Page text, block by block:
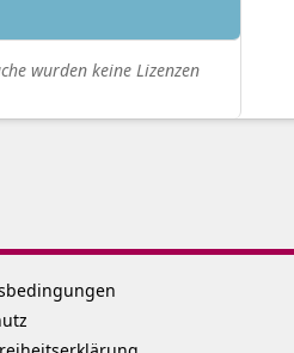
wurden keine Lizenzen